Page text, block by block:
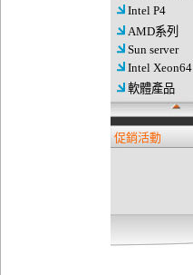
Intel P4
AMD系列
Sun server
Intel Xeon64
軟體產品
促銷活動